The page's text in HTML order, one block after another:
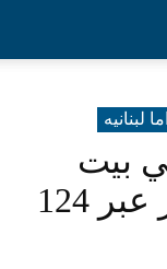
لبنانیه
في بيت
أبيها ! التهريب مستمر عبر 124